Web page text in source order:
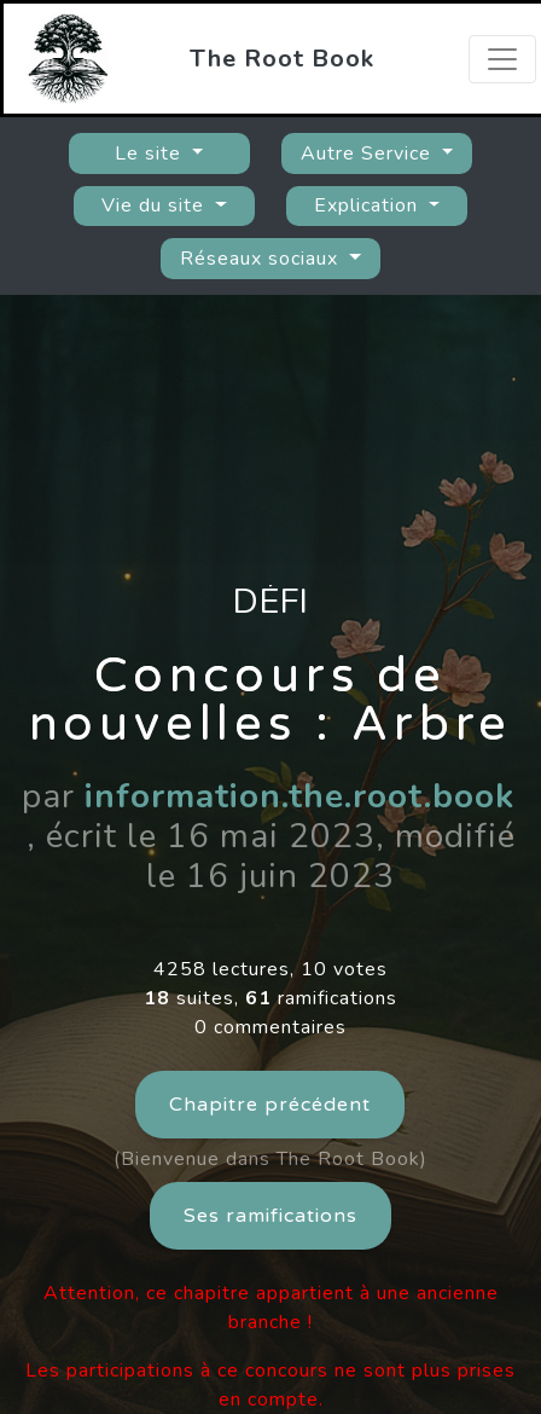
The Root Book
Le site
Autre Service
Vie du site
Explication
Réseaux sociaux
DÉFI
Concours de
nouvelles : Arbre
par information.the.root.book
, écrit le 16 mai 2023, modifié
le 16 juin 2023
4258 lectures, 10 votes
18suites, 61ramifications
0 commentaires
Chapitre précédent
(Bienvenue dans The Root Book)
Ses ramifications
Attention, ce chapitre appartient à une ancienne
branche !
Les participations à ce concours ne sont plus prises
en compte.